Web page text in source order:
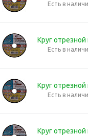
Есть в
Круг
Есть в
Круг
Есть в
Круг